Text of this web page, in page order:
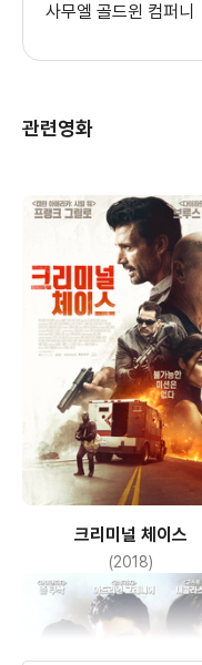
사무엘 골드윈 컴퍼니
관련영화
크리미널 체이스
(2018)